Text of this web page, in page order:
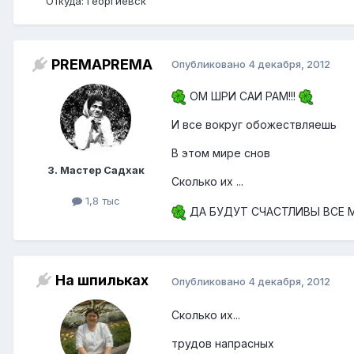
PREMAPREMA
3. Мастер Садхак
1,8 тыс
Опубликовано 4 декабря, 2012
ОМ ШРИ САИ РАМ!!!
И все вокруг обожествляешь
В этом мире снов
Сколько их ...
ДА БУДУТ СЧАСТЛИВЫ ВСЕ
На шпильках Опубликовано 4 декабря, 2012
Сколько их...
трудов напрасных